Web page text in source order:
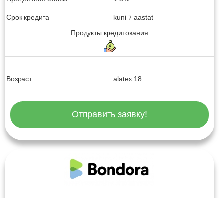
Срок кредита
kuni 7 aastat
Продукты кредитования
Возраст alates 18
Отправить заявку!